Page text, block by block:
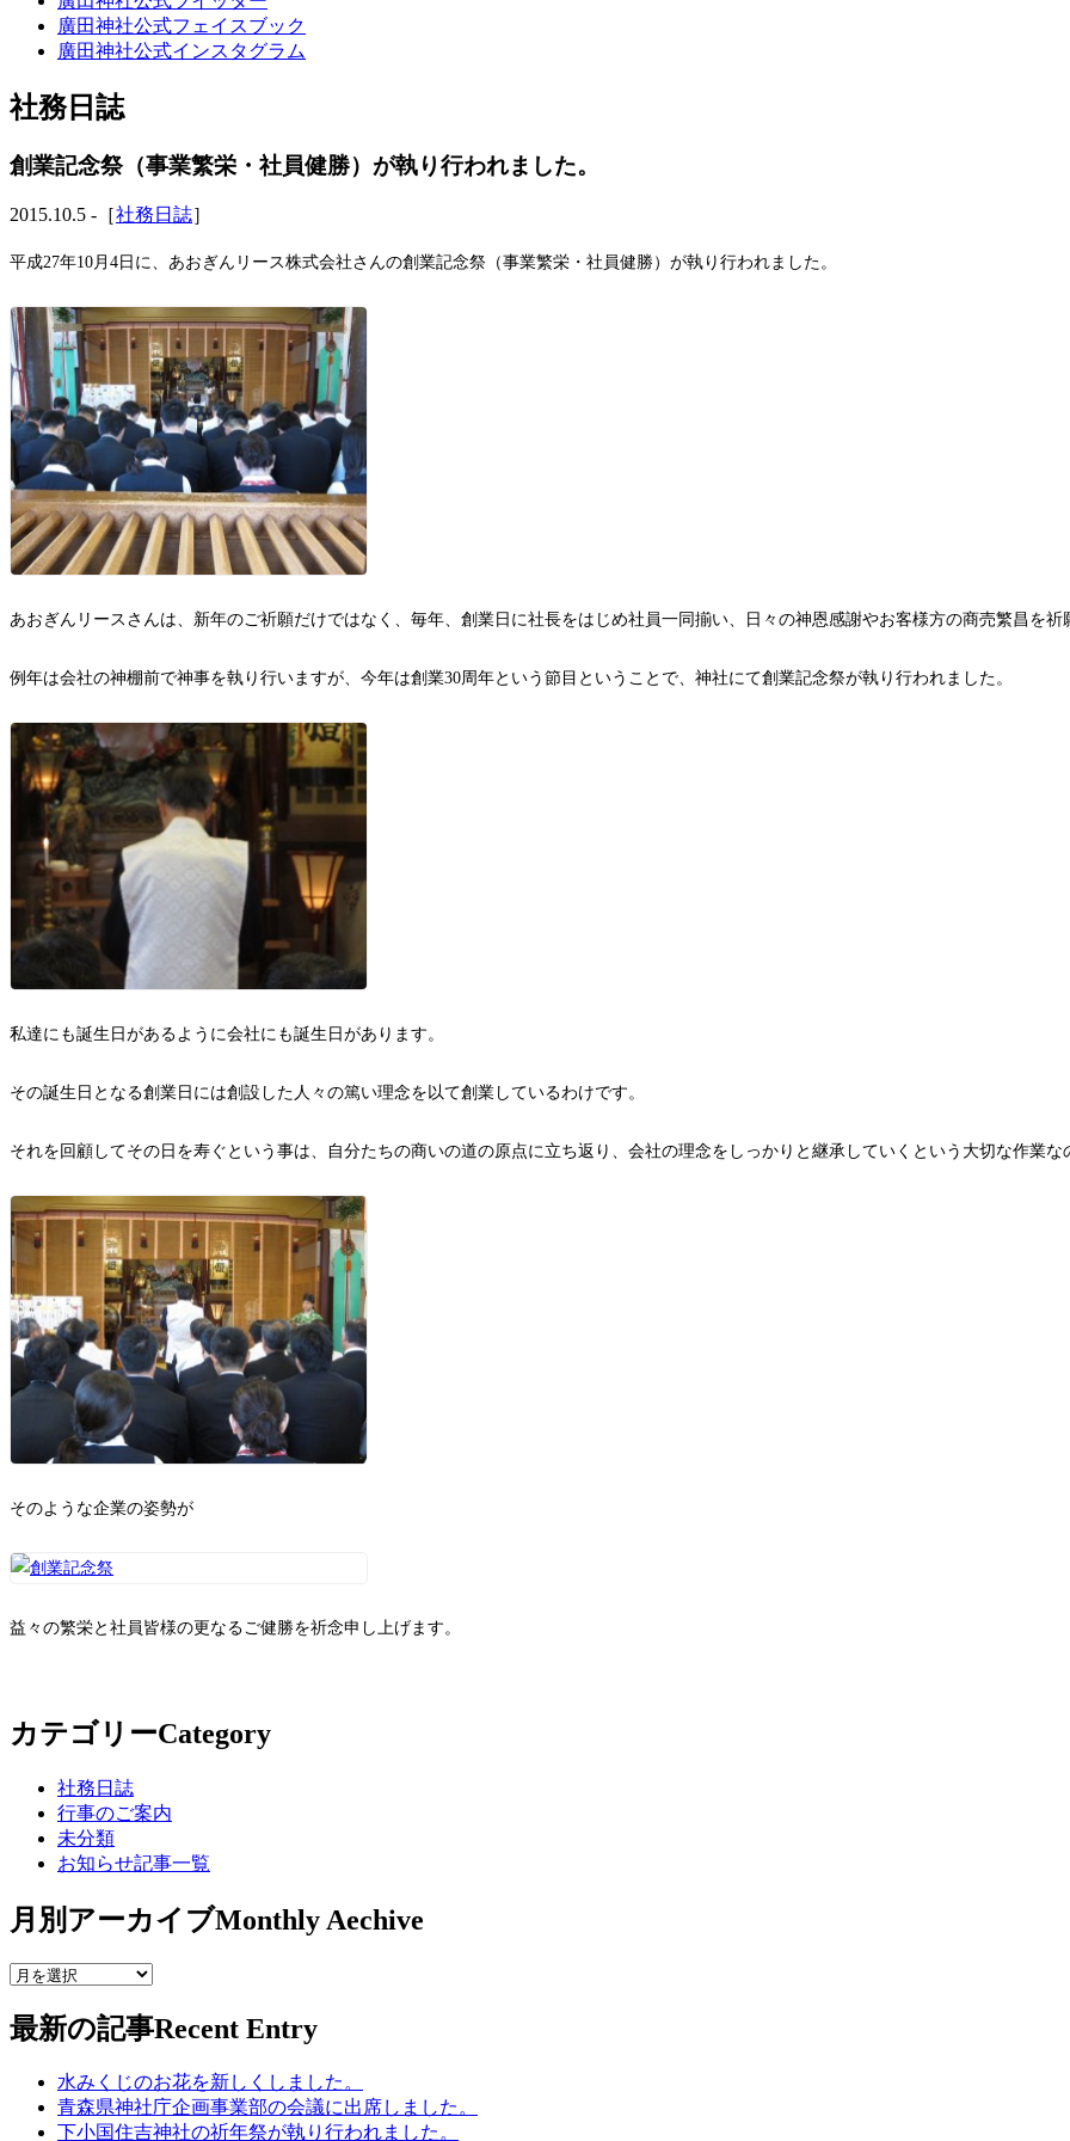
廣田神社公式フェイスブック
廣田神社公式インスタグラム
社務日誌
創業記念祭（事業繁栄・社員健勝）が執り行われました。
2015.10.5 -［社務日誌］
平成27年10月4日に、あおぎんリース株式会社さんの創業記念祭（事業繁栄・社員健勝）が執り行われました。
あおぎんリースさんは、新年のご祈願だけではなく、毎年、創業日に社長をはじめ社員一同揃い、日々の神恩感謝やお客様方の商売繁昌を祈
例年は会社の神棚前で神事を執り行いますが、今年は創業30周年という節目ということで、神社にて創業記念祭が執り行われました。
私達にも誕生日があるように会社にも誕生日があります。
その誕生日となる創業日には創設した人々の篤い理念を以て創業しているわけです。
それを回顧してその日を寿ぐという事は、自分たちの商いの道の原点に立ち返り、会社の理念をしっかりと継承していくという大切な作業な
そのような企業の姿勢が
益々の繁栄と社員皆様の更なるご健勝を祈念申し上げます。
カテゴリーCategory
社務日誌
行事のご案内
未分類
お知らせ記事一覧
月別アーカイブMonthly Aechive
最新の記事Recent Entry
水みくじのお花を新しくしました。
青森県神社庁企画事業部の会議に出席しました。
下小国住吉神社の祈年祭が執り行われました。